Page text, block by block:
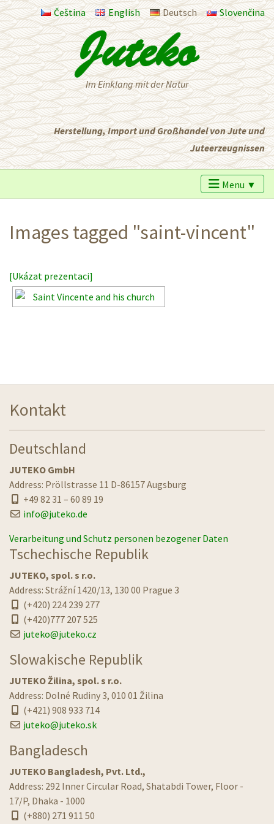
Čeština English Deutsch Slovenčina
Im Einklang mit der Natur
Herstellung, Import und Großhandel von Jute und
Juteerzeugnissen
Menu ▼
Images tagged "saint-vincent"
[Ukázat prezentaci]
Kontakt
Deutschland
JUTEKO GmbH
Address: Pröllstrasse 11 D-86157 Augsburg
+49 82 31 – 60 89 19
info@juteko.de
Verarbeitung und Schutz personen bezogener Daten
Tschechische Republik
JUTEKO, spol. s r.o.
Address: Strážní 1420/13, 130 00 Prague 3
(+420) 224 239 277
(+420)777 207 525
juteko@juteko.cz
Slowakische Republik
JUTEKO Žilina, spol. s r.o.
Address: Dolné Rudiny 3, 010 01 Žilina
(+421) 908 933 714
juteko@juteko.sk
Bangladesch
JUTEKO Bangladesh, Pvt. Ltd.,
Address: 292 Inner Circular Road, Shatabdi Tower, Floor -
17/P, Dhaka - 1000
(+880) 271 911 50